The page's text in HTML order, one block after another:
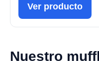
Ver producto
Nuestro